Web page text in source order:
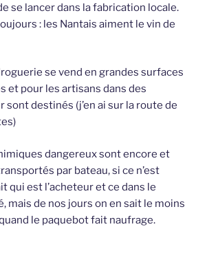
se lancer dans la fabrication locale.
: les Nantais aiment le vin de
se vend en grandes surfaces
et pour les artisans dans des
sont destinés (j’en ai sur la route de
dangereux sont encore et
par bateau, si ce n’est
qui est l’acheteur et ce dans le
mais de nos jours on en sait le moins
le paquebot fait naufrage.